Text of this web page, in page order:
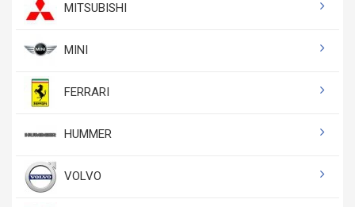
MITSUBISHI
MINI
FERRARI
HUMMER
VOLVO